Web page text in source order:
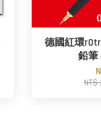
德國紅環
鉛筆